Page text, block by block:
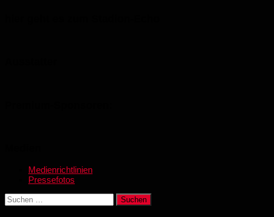
Medienrichtlinien
Pressefotos
Suchen
nach: